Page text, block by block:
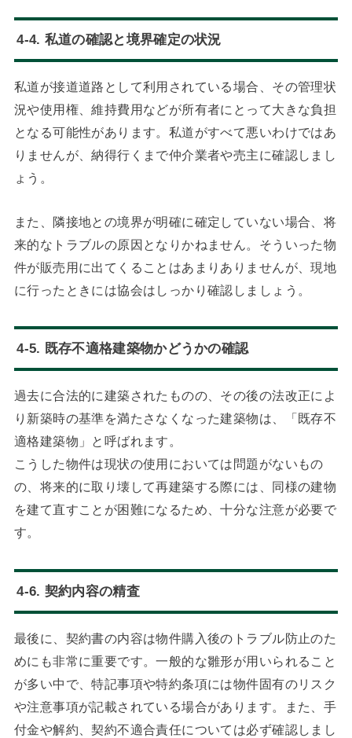
4-4. 私道の確認と境界確定の状況
私道が接道道路として利用されている場合、その管理状
況や使用権、維持費用などが所有者にとって大きな負担
となる可能性があります。私道がすべて悪いわけではあ
りませんが、納得行くまで仲介業者や売主に確認しまし
ょう。
また、隣接地との境界が明確に確定していない場合、将
来的なトラブルの原因となりかねません。そういった物
件が販売用に出てくることはあまりありませんが、現地
に行ったときには協会はしっかり確認しましょう。
4-5. 既存不適格建築物かどうかの確認
過去に合法的に建築されたものの、その後の法改正によ
り新築時の基準を満たさなくなった建築物は、「既存不
適格建築物」と呼ばれます。
こうした物件は現状の使用においては問題がないもの
の、将来的に取り壊して再建築する際には、同様の建物
を建て直すことが困難になるため、十分な注意が必要で
す。
4-6. 契約内容の精査
最後に、契約書の内容は物件購入後のトラブル防止のた
めにも非常に重要です。一般的な雛形が用いられること
が多い中で、特記事項や特約条項には物件固有のリスク
や注意事項が記載されている場合があります。また、手
付金や解約、契約不適合責任については必ず確認しまし